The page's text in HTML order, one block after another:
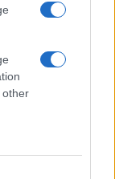
other
del Diving
ferito il